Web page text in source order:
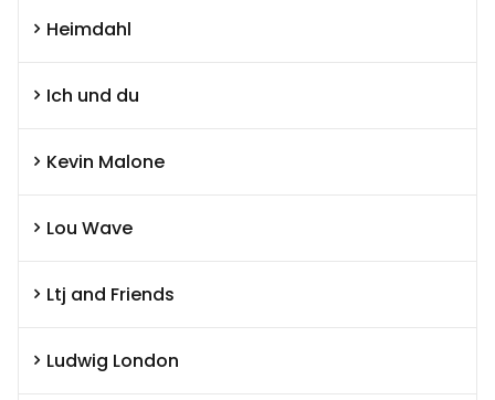
Heimdahl
Ich und du
Kevin Malone
Lou Wave
Ltj and Friends
Ludwig London